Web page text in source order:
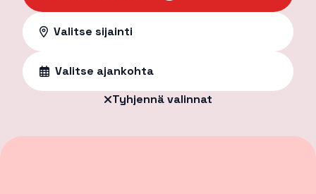
Valitse sijainti
Valitse ajankohta
Tyhjennä valinnat